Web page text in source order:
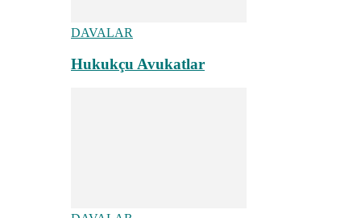
DAVALAR
Hukukçu Avukatlar